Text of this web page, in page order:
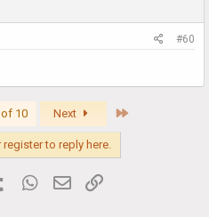
#60
10 Next
to reply here.
Tumblr WhatsApp
Email